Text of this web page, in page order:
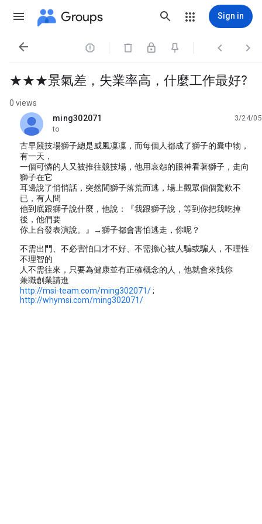
Groups Sign in
   
★★★景氣差，失業率高，什麼工作最好?
0 views
ming302071
unread,
3/24/05
to
古早競技場獅子總是威風凜凜，而每個人都成了獅子的囊中物，
有一天，
一個可憐的人又被推往競技場，他用哀怨的眼神看著獅子，走向
獅子在它
耳邊說了悄悄話，突然間獅子落荒而逃，場上觀眾個個驚歎不
已，有人問
他到底跟獅子說什麼，他說：『我跟獅子說，等到你把我吃掉
後，他們要
你上台發表演說。』→獅子都會害怕逃走，你呢？
不需出門、不必害怕口才不好、不需擔心被人騙或騙人，不理性
不理智的
人不需往來，只要為健康並有正確概念的人，他就會來找你
兼職創業請進
http://msi-team.com/ming302071/;
http://whymsi.com/ming302071/